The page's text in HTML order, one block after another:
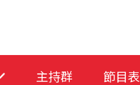
主持群 節目表